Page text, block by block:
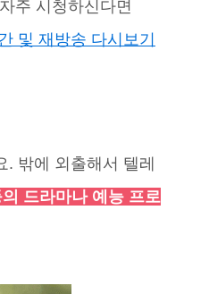
주 시청하신다면
및 재방송 다시보기
밖에 외출해서 텔레
드라마나 예능 프로